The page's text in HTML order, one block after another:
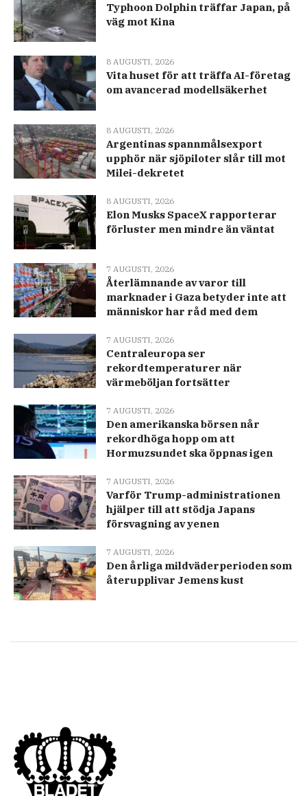
Typhoon Dolphin träffar Japan, på
väg mot Kina
8 AUGUSTI, 2026
Vita huset för att träffa AI-företag
om avancerad modellsäkerhet
8 AUGUSTI, 2026
Argentinas spannmålsexport
upphör när sjöpiloter slår till mot
Milei-dekretet
8 AUGUSTI, 2026
Elon Musks SpaceX rapporterar
förluster men mindre än väntat
7 AUGUSTI, 2026
Återlämnande av varor till
marknader i Gaza betyder inte att
människor har råd med dem
7 AUGUSTI, 2026
Centraleuropa ser
rekordtemperaturer när
värmeböljan fortsätter
7 AUGUSTI, 2026
Den amerikanska börsen når
rekordhöga hopp om att
Hormuzsundet ska öppnas igen
7 AUGUSTI, 2026
Varför Trump-administrationen
hjälper till att stödja Japans
försvagning av yenen
7 AUGUSTI, 2026
Den årliga mildväderperioden som
återupplivar Jemens kust